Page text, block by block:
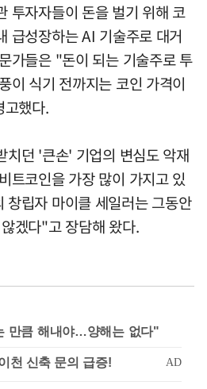
투자자들이 돈을 벌기 위해 코
급성장하는 AI 기술주로 대거
가들은 "돈이 되는 기술주로 투
이 식기 전까지는 코인 가격이
했다.
치던 '큰손' 기업의 변심도 악재
트코인을 가장 많이 가지고 있
창립자 마이클 세일러는 그동안
겠다"고 장담해 왔다.
만큼 해내야…양해는 없다"